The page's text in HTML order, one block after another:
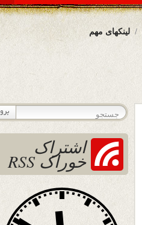
لینکهای مهم
اشتراک
خوراک RSS